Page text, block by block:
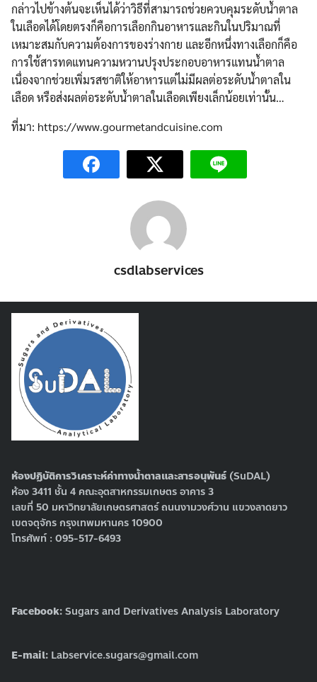
กล่าวไปข้างต้นจะเห็นได้ว่าวิธีที่สามารถช่วยควบคุมระดับน้ำตาล
ในเลือดได้โดยตรงก็คือการเลือกกินอาหารและกินในปริมาณที่
เหมาะสมกับความต้องการของร่างกาย และอีกหนึ่งทางเลือกก็คือ
การใช้สารทดแทนความหวานปรุงประกอบอาหารแทนน้ำตาล
เนื่องจากช่วยเพิ่มรสชาติให้อาหารแต่ไม่มีผลต่อระดับน้ำตาลใน
เลือด หรือส่งผลต่อระดับน้ำตาลในเลือดเพียงเล็กน้อยเท่านั้น…
ที่มา: https://www.gourmetandcuisine.com
csdlabservices
ห้องปฏิบัติการวิเคราะห์ค่าทางน้ำตาลและสารอนุพันธ์ (SuDAL)
ห้อง 3411 ชั้น 4 คณะอุตสาหกรรมเกษตร อาคาร 3
เลขที่ 50 มหาวิทยาลัยเกษตรศาสตร์ ถนนงามวงศ์วาน แขวงลาดยาว
เขตจตุจักร กรุงเทพมหานคร 10900
โทรศัพท์ : 095-517-6493
Facebook:Sugars and Derivatives Analysis Laboratory
E-mail: Labservice.sugars@gmail.com